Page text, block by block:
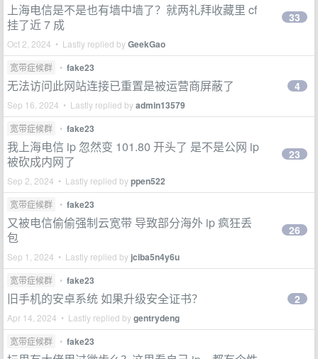
上海电信是不是也有墙中墙了？就两礼拜收藏里 cf
挂了近 7 成
Oct 2, 2024 • Lastly replied byGeekGao
33
宽带症候群 • fake23
无法访问此网站连接已重置是被运营商屏蔽了
Sep 16, 2024 • Lastly replied byadmin13579
4
宽带症候群 • fake23
我上海电信 ip 忽然变 101.80 开头了 是不是公网 ip
被砍成内网了
Sep 2, 2024 • Lastly replied byppen522
23
宽带症候群 • fake23
又被电信偷偷强制云宽带 导致部分海外 ip 疯狂丢
包
Sep 1, 2024 • Lastly replied by jciba5n4y6u
26
宽带症候群 • fake23
旧手机的安卓系统 如果升级安全证书？
Apr 14, 2024 • Lastly replied bygentrydeng
2
宽带症候群 • fake23